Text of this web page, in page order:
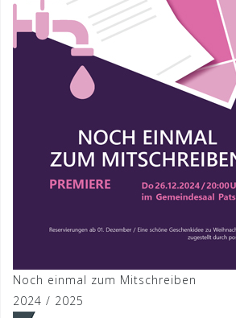
Noch einmal zum Mitschreiben
2024 / 2025